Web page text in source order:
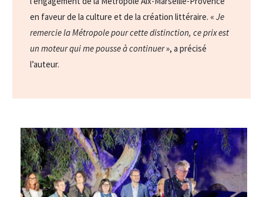
en faveur de la culture et de la création littéraire. « Je
remercie la Métropole pour cette distinction, ce prix est
un moteur qui me pousse à continuer», a précisé
l’auteur.